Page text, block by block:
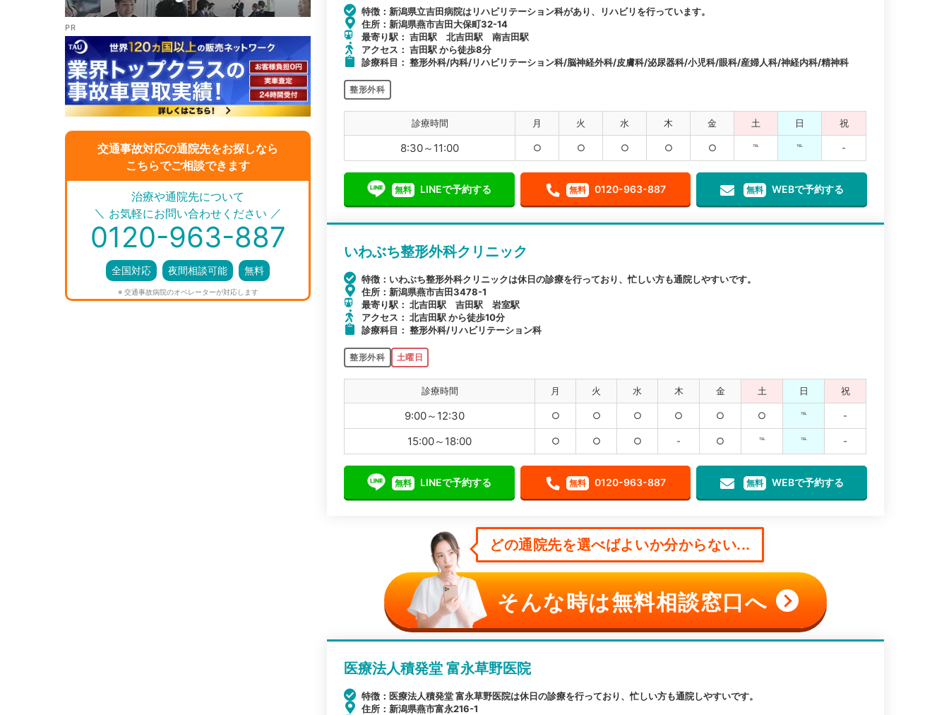
交通事故対応の通院先をお探しなら
こちらでご相談できます
＼ ／
治療や通院先について
お気軽にお問い合わせください
0120-963-887
全国対応 夜間相談可能 無料
※ 交通事故病院のオペレーターが対応します
特徴：新潟県立吉田病院はリハビリテーション科があり、リハビリを行っています。
住所：新潟県燕市吉田大保町32-14
最寄り駅： 吉田駅 北吉田駅 南吉田駅
アクセス： 吉田駅 から徒歩8分
診療科目： 整形外科/内科/リハビリテーション科/脳神経外科/皮膚科/泌尿器科/小児科/眼科/産婦人科/神経内科/精神科
整形外科
診療時間 月 火 水 木 金 土 日 祝
8:30～11:00 ○ ○ ○ ○ ○ ℡ ℡ -
無料 LINEで予約する 無料 0120-963-887 無料 WEBで予約する
いわぶち整形外科クリニック
特徴：いわぶち整形外科クリニックは休日の診療を行っており、忙しい方も通院しやすいです。
住所：新潟県燕市吉田3478-1
最寄り駅： 北吉田駅 吉田駅 岩室駅
アクセス： 北吉田駅 から徒歩10分
診療科目： 整形外科/リハビリテーション科
整形外科 土曜日
診療時間 月 火 水 木 金 土 日 祝
9:00～12:30 ○ ○ ○ ○ ○ ○ ℡ -
15:00～18:00 ○ ○ ○ - ○ ℡ ℡ -
無料 LINEで予約する 無料 0120-963-887 無料 WEBで予約する
どの通院先を選べばよいか分からない...
そんな時は無料相談窓口へ
医療法人積発堂 富永草野医院
特徴：医療法人積発堂 富永草野医院は休日の診療を行っており、忙しい方も通院しやすいです。
住所：新潟県燕市富永216-1